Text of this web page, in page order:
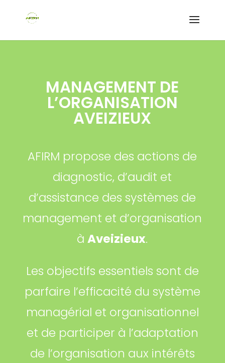
MANAGEMENT DE
L’ORGANISATION
AVEIZIEUX
AFIRM propose des actions de
diagnostic, d’audit et
d’assistance des systèmes de
management et d’organisation
àAveizieux.
Les objectifs essentiels sont de
parfaire l’efficacité du système
managérial et organisationnel
et de participer à l’adaptation
de l’organisation aux intérêts